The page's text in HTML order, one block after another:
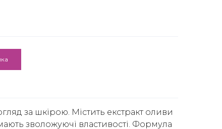
за шкірою. Містить екстракт оливи
зволожуючі властивості. Формула